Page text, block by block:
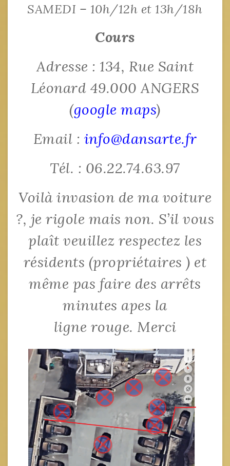
SAMEDI – 10h/12h et 13h/18h
Cours
Adresse : 134, Rue Saint
Léonard 49.000 ANGERS
(google maps)
Email : info@dansarte.fr
Tél. : 06.22.74.63.97
Voilà invasion de ma voiture
?, je rigole mais non. S’il vous
plaît veuillez respectez les
résidents (propriétaires ) et
même pas faire des arrêts
minutes apes la
ligne rouge. Merci